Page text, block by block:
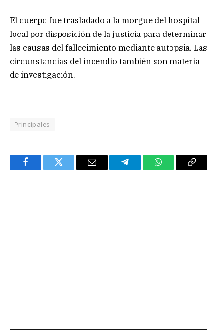
El cuerpo fue trasladado a la morgue del hospital
local por disposición de la justicia para determinar
las causas del fallecimiento mediante autopsia. Las
circunstancias del incendio también son materia
de investigación.
Principales
FacebookTwitter Email TelegramWhatsAppCopy